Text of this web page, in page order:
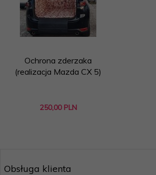
Ochrona zderzaka
(realizacja Mazda CX 5)
250,00 PLN
Obsługa klienta